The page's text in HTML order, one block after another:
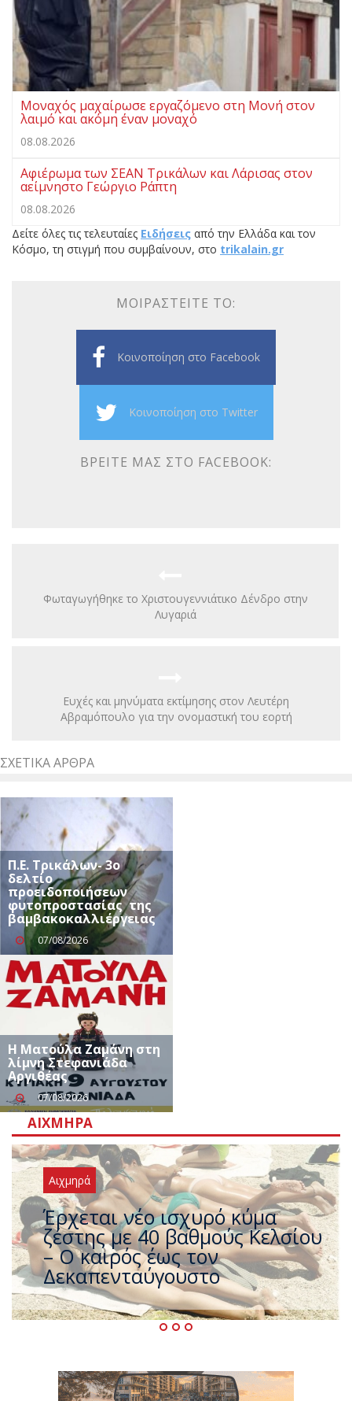
Μοναχός μαχαίρωσε εργαζόμενο στη Μονή στον
λαιμό και ακόμη έναν μοναχό
08.08.2026
Αφιέρωμα των ΣΕΑΝ Τρικάλων και Λάρισας στον
αείμνηστο Γεώργιο Ράπτη
08.08.2026
Δείτε όλες τις τελευταίες Ειδήσεις από την Ελλάδα και τον
Κόσμο, τη στιγμή που συμβαίνουν, στο trikalain.gr
ΜΟΙΡΑΣΤΕΊΤΕ ΤΟ:
Κοινοποίηση στο Facebook
Κοινοποίηση στο Twitter
ΒΡΕΊΤΕ ΜΑΣ ΣΤΟ FACEBOOK:
Φωταγωγήθηκε το Χριστουγεννιάτικο Δένδρο στην
Λυγαριά
Ευχές και μηνύματα εκτίμησης στον Λευτέρη
Αβραμόπουλο για την ονομαστική του εορτή
ΣΧΕΤΙΚΆ ΆΡΘΡΑ
Π.Ε. Τρικάλων- 3ο
δελτίο
προειδοποιήσεων
φυτοπροστασίας της
βαμβακοκαλλιέργειας
07/08/2026
Η Ματούλα Ζαμάνη στη
λίμνη Στεφανιάδα
Αργιθέας
07/08/2026
ΑΙΧΜΗΡΆ
Αιχμηρά
Άφαντος ο Τσίπρας… την ώρα
που η χώρα καίγεται